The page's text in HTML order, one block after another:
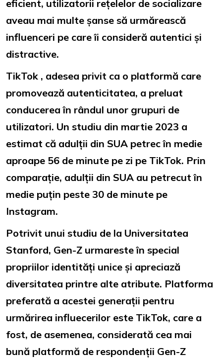
eficient, utilizatorii rețelelor de socializare
aveau mai multe șanse să urmărească
influenceri pe care îi consideră autentici și
distractive.
TikTok , adesea privit ca o platformă care
promovează autenticitatea, a preluat
conducerea în rândul unor grupuri de
utilizatori. Un studiu din martie 2023 a
estimat că adulții din SUA petrec în medie
aproape 56 de minute pe zi pe TikTok. Prin
comparație, adulții din SUA au petrecut în
medie puțin peste 30 de minute pe
Instagram.
Potrivit unui studiu de la Universitatea
Stanford, Gen-Z urmareste în special
propriilor identități unice și apreciază
diversitatea printre alte atribute. Platforma
preferată a acestei generații pentru
urmărirea influecerilor este TikTok, care a
fost, de asemenea, considerată cea mai
bună platformă de respondenții Gen-Z